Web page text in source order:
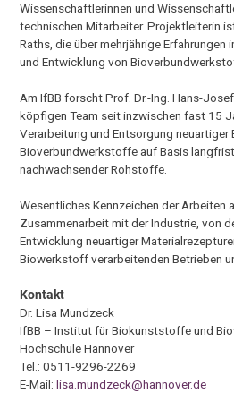
Wissenschaftlerinnen und
technischen Mitarbeiter. Projektleiterin
Raths, die über mehrjährige Erfahrungen
und Entwicklung von
Am IfBB forscht Prof. Dr.-Ing. Hans-
köpfigen Team seit inzwischen fast 15
Verarbeitung und Entsorgung
Bioverbundwerkstoffe auf Basis
nachwachsender Rohstoffe.
Wesentliches Kennzeichen der Arbeiten
Zusammenarbeit mit der Industrie, von
Entwicklung neuartiger
Biowerkstoff verarbeitenden Betrieben
Kontakt
Dr. Lisa Mundzeck
IfBB – Institut für Biokunststoffe und
Hochschule Hannover
Tel.: 0511-9296-2269
E-Mail:lisa.mundzeck@hannover.de